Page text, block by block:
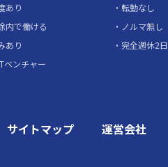
あり 転勤なし
内で働ける ノルマ無し
あり 完全週休2日
ベンチャー
サイトマップ 運営会社